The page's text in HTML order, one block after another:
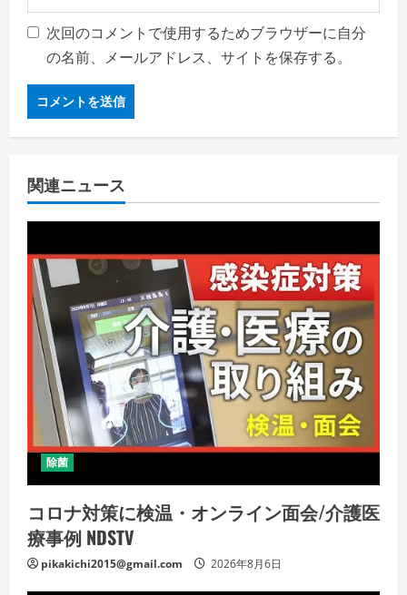
次回のコメントで使用するためブラウザーに自分
の名前、メールアドレス、サイトを保存する。
関連ニュース
除菌
コロナ対策に検温・オンライン面会/介護医
療事例 NDSTV
pikakichi2015@gmail.com 2026年8月6日